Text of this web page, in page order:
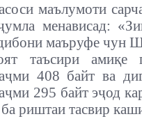
маълумоти
менависад:
маъруфе чун
таъсири амиқе
408 байт ва
295 байт эҷод
риштаи тасвир